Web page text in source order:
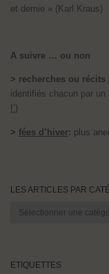
et demie » (Karl Kraus)
A suivre … ou non
> recherches ou
identifiés chacun par un
!’)
> fées d’hiver: plus
LES ARTICLES PAR
Les
ETIQUETTES